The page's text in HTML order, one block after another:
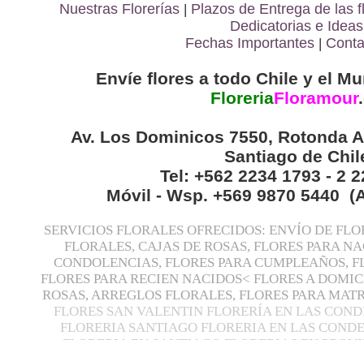
Nuestras Florerías | Plazos de Entrega de las
Dedicatorias e Ideas
Fechas Importantes |
Envíe flores a todo Chile y el
FloreriaFloramour.
Av. Los Dominicos 7550, Rotonda
Santiago de
Tel: +562 2234 1793 - 2
Móvil - Wsp. +569 9870 5440
SERVICIOS FLORALES OFRECIDOS: ENVÍO DE
FLORALES, CAJAS DE ROSAS, FLORES PARA
CONDOLENCIAS, FLORES PARA CUMPLEAÑOS,
FLORES PARA RECIEN NACIDOS< FLORES A
ROSAS, ARREGLOS FLORALES, FLORES PARA
FLORES SAN VALENTIN FLORERÍA EN LAS
FLORERIA SANTIAGO FLORERIA EN LAS